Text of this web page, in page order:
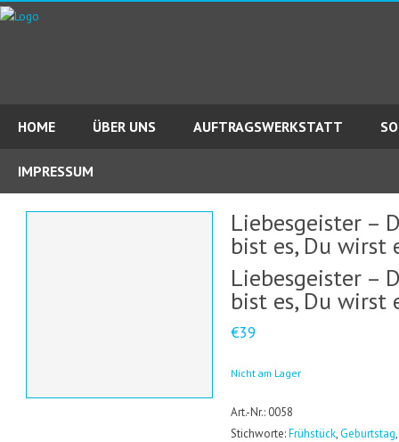
HOME ÜBER UNS AUFTRAGSWERKSTATT
IMPRESSUM
Liebesgeister –
bist es, Du wirst
Liebesgeister –
bist es, Du wirst
€39
Nicht am Lager
Art.-Nr.: 0058
Stichworte:Frühstück,Geburtstag